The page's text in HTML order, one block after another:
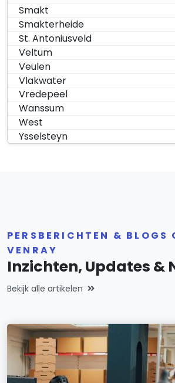
Smakt
Smakterheide
St. Antoniusveld
Veltum
Veulen
Vlakwater
Vredepeel
Wanssum
West
Ysselsteyn
PERSBERICHTEN & BLOGS
VENRAY
Inzichten, Updates &
Bekijk alle artikelen